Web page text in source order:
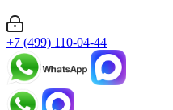
+7 (499) 110-04-44